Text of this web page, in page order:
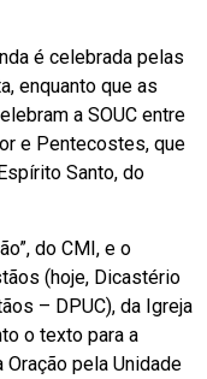
é celebrada pelas
enquanto que as
a SOUC entre
e Pentecostes, que
Santo, do
do CMI, e o
(hoje, Dicastério
– DPUC), da Igreja
o texto para a
Oração pela Unidade